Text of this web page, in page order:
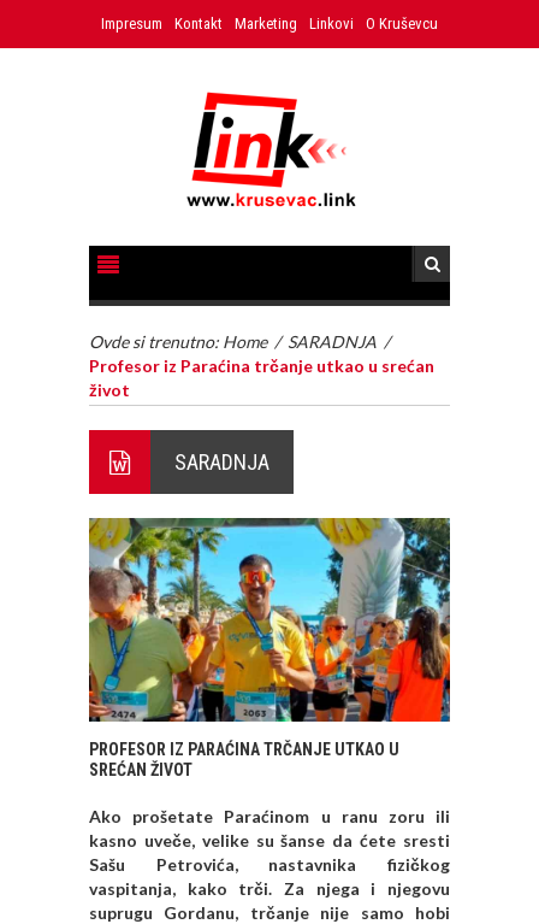
Impresum Kontakt Marketing Linkovi O Kruševcu
Ovde si trenutno: Home / SARADNJA /
Profesor iz Paraćina trčanje utkao u srećan
život
SARADNJA
PROFESOR IZ PARAĆINA TRČANJE UTKAO U
SREĆAN ŽIVOT
Ako prošetate Paraćinom u ranu zoru ili
kasno uveče, velike su šanse da ćete sresti
Sašu Petrovića, nastavnika fizičkog
vaspitanja, kako trči. Za njega i njegovu
suprugu Gordanu, trčanje nije samo hobi